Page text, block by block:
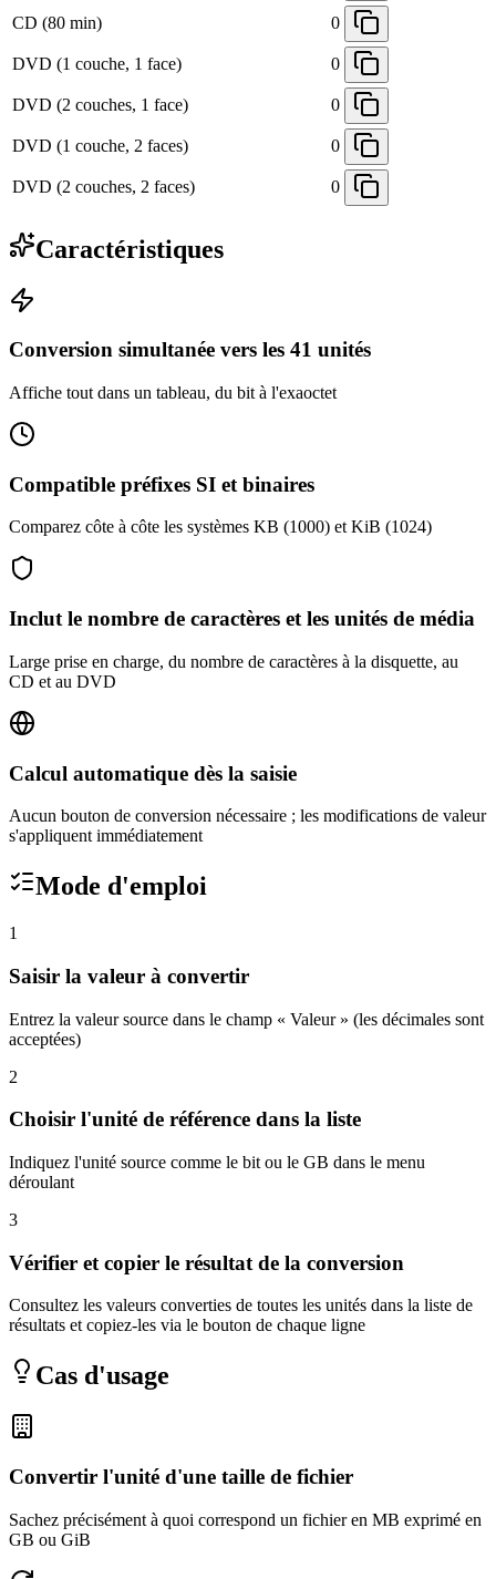
CD (80 min) 0
DVD (1 couche, 1 face) 0
DVD (2 couches, 1 face) 0
DVD (1 couche, 2 faces) 0
DVD (2 couches, 2 faces) 0
Caractéristiques
Conversion simultanée vers les 41 unités
Affiche tout dans un tableau, du bit à l'exaoctet
Compatible préfixes SI et binaires
Comparez côte à côte les systèmes KB (1000) et KiB (1024)
Inclut le nombre de caractères et les unités de média
Large prise en charge, du nombre de caractères à la disquette, au
CD et au DVD
Calcul automatique dès la saisie
Aucun bouton de conversion nécessaire ; les modifications de valeur
s'appliquent immédiatement
Mode d'emploi
1
Saisir la valeur à convertir
Entrez la valeur source dans le champ « Valeur » (les décimales sont
acceptées)
2
Choisir l'unité de référence dans la liste
Indiquez l'unité source comme le bit ou le GB dans le menu
déroulant
3
Vérifier et copier le résultat de la conversion
Consultez les valeurs converties de toutes les unités dans la liste de
résultats et copiez-les via le bouton de chaque ligne
Cas d'usage
Convertir l'unité d'une taille de fichier
Sachez précisément à quoi correspond un fichier en MB exprimé en
GB ou GiB